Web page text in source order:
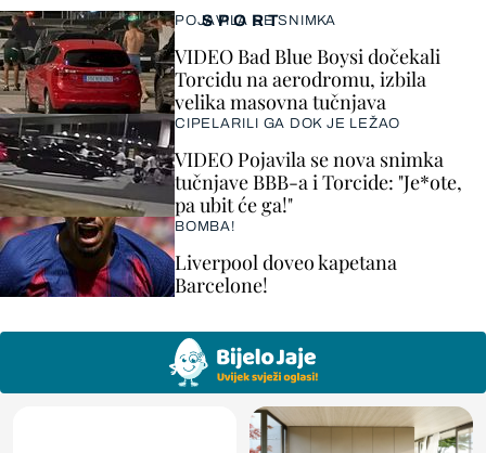
SPORT
POJAVILA SE SNIMKA
VIDEO Bad Blue Boysi dočekali
Torcidu na aerodromu, izbila
velika masovna tučnjava
CIPELARILI GA DOK JE LEŽAO
VIDEO Pojavila se nova snimka
tučnjave BBB-a i Torcide: "Je*ote,
pa ubit će ga!"
BOMBA!
Liverpool doveo kapetana
Barcelone!